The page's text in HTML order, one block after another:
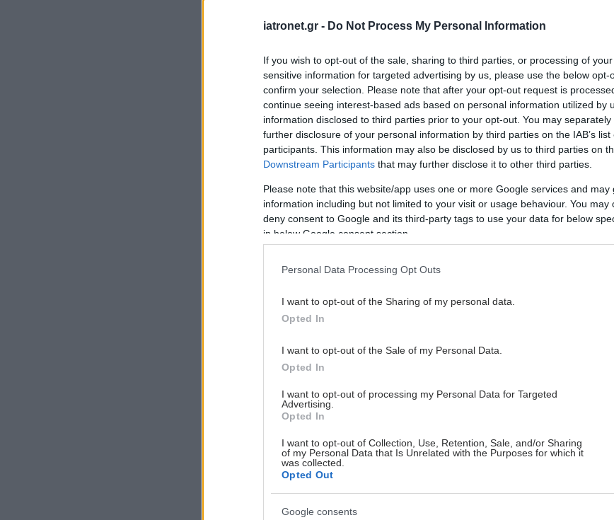
iatronet.gr - Do Not Process My Personal Information
If you wish to opt-out of the sale, sharing to third parties, or processing of
sensitive information for targeted advertising by us, please use the below opt-
confirm your selection. Please note that after your opt-out request is
continue seeing interest-based ads based on personal information utilized by
information disclosed to third parties prior to your opt-out. You may
further disclosure of your personal information by third parties on the IAB’s list
participants. This information may also be disclosed by us to third parties on
Downstream Participants that may further disclose it to other third parties.
Please note that this website/app uses one or more Google services and may
information including but not limited to your visit or usage behaviour. You may
deny consent to Google and its third-party tags to use your data for below
in below Google consent section.
Personal Data Processing Opt Outs
I want to opt-out of the Sharing of my personal data.
Opted In
I want to opt-out of the Sale of my Personal Data.
Opted In
I want to opt-out of processing my Personal Data for Targeted
Advertising.
Opted In
I want to opt-out of Collection, Use, Retention, Sale, and/or Sharing
of my Personal Data that Is Unrelated with the Purposes for which it
was collected.
Opted Out
Google consents